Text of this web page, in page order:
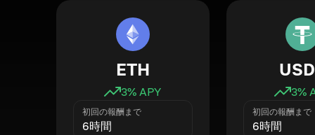
ETH
3% APY
初回の報酬まで
6時間
3%
初回の報酬まで
6時間